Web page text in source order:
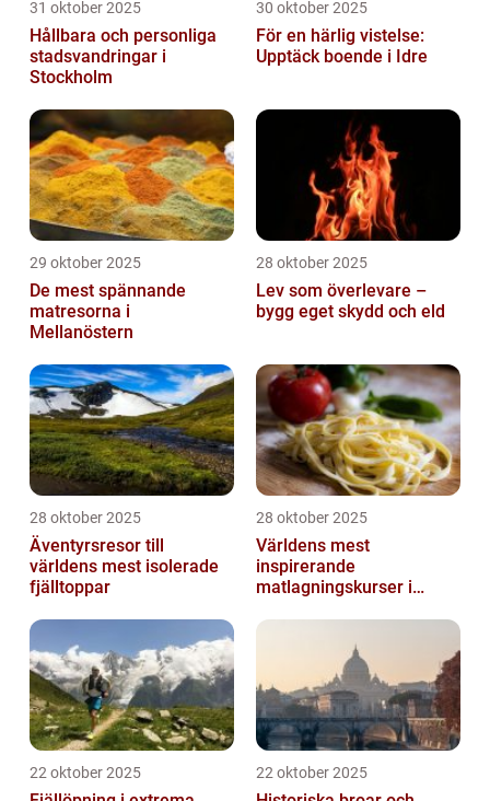
31 oktober 2025
Hållbara och personliga
stadsvandringar i
Stockholm
30 oktober 2025
För en härlig vistelse:
Upptäck boende i Idre
29 oktober 2025
De mest spännande
matresorna i
Mellanöstern
28 oktober 2025
Lev som överlevare –
bygg eget skydd och eld
28 oktober 2025
Äventyrsresor till
världens mest isolerade
fjälltoppar
28 oktober 2025
Världens mest
inspirerande
matlagningskurser i
22 oktober 2025 22 oktober 2025